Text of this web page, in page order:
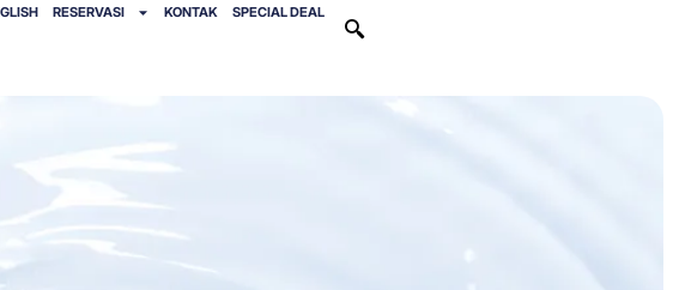
RESERVASI KONTAK SPECIAL DEAL